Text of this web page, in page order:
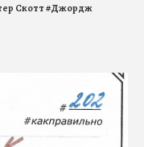
Скотт#Джордж